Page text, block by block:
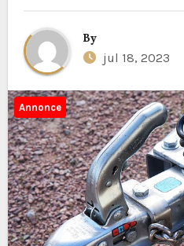
By
jul 18, 2023
Annonce